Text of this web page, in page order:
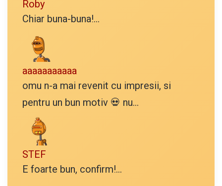
Roby
Chiar buna-buna!...
aaaaaaaaaaa
omu n-a mai revenit cu impresii, si
pentru un bun motiv 💀 nu...
STEF
E foarte bun, confirm!...